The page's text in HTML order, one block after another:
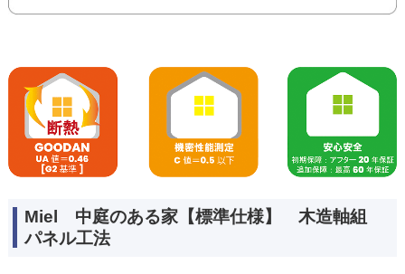
Miel 中庭のある家【標準仕様】 木造軸組
パネル工法